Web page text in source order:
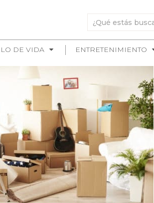
DE VIDA ENTRETENIMIENTO